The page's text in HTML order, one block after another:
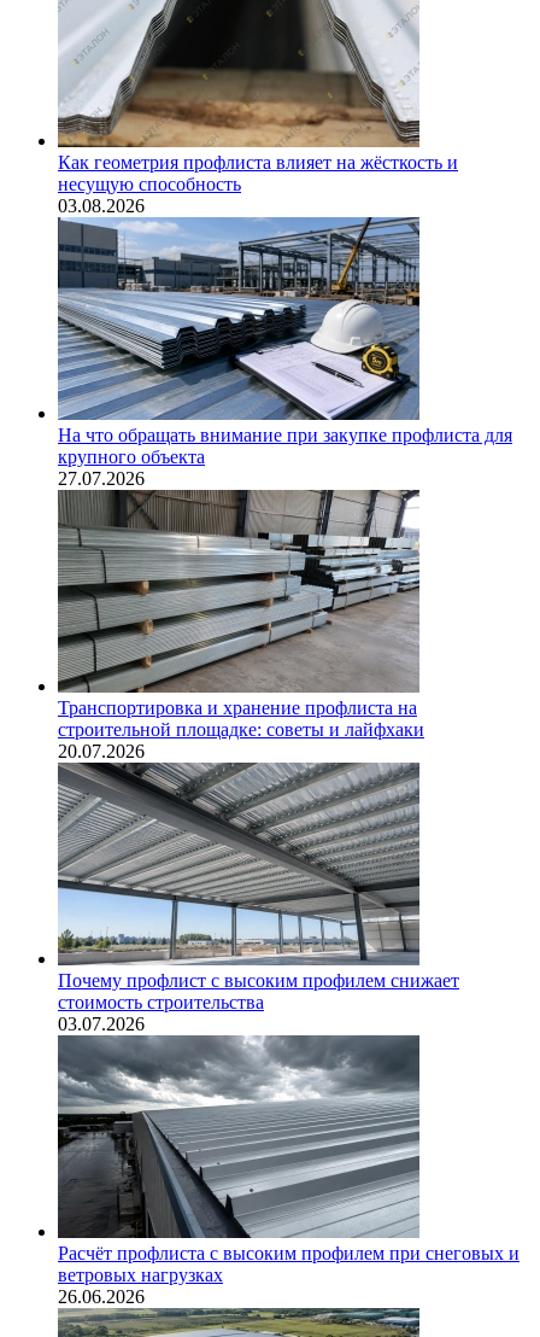
Как геометрия профлиста влияет на жёсткость и
несущую способность
03.08.2026
На что обращать внимание при закупке профлиста для
крупного объекта
27.07.2026
Транспортировка и хранение профлиста на
строительной площадке: советы и лайфхаки
20.07.2026
Почему профлист с высоким профилем снижает
стоимость строительства
03.07.2026
Расчёт профлиста с высоким профилем при снеговых и
ветровых нагрузках
26.06.2026